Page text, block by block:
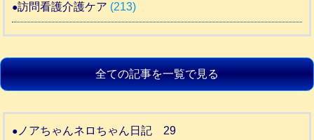
訪問看護介護ケア (213)
全ての記事を一覧で見る
ノアちゃんネロちゃん日記 29